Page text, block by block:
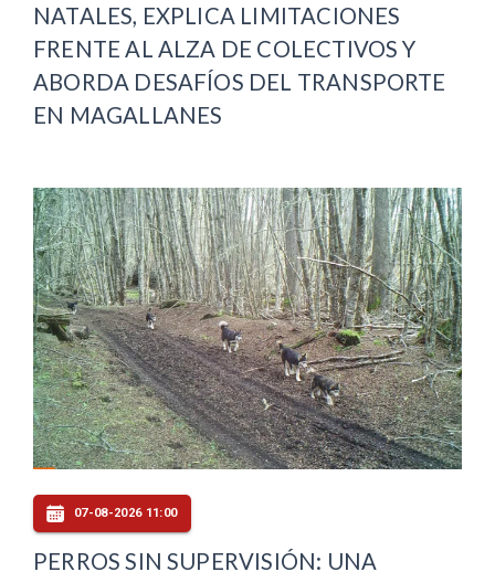
NATALES, EXPLICA LIMITACIONES
FRENTE AL ALZA DE COLECTIVOS Y
ABORDA DESAFÍOS DEL TRANSPORTE
EN MAGALLANES
07-08-2026 11:00
PERROS SIN SUPERVISIÓN: UNA